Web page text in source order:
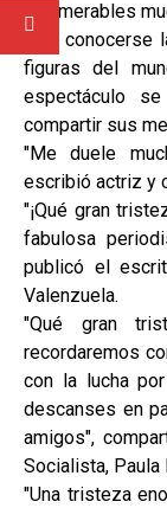
Innumerables
Tras
figuras del
espectáculo
compartir sus
"Me duele
escribió actriz y
"¡Qué gran
fabulosa
publicó el
Valenzuela.
"Qué gran
recordaremos
con la lucha
descanses en
amigos",
Socialista, Paula
"Una tristeza